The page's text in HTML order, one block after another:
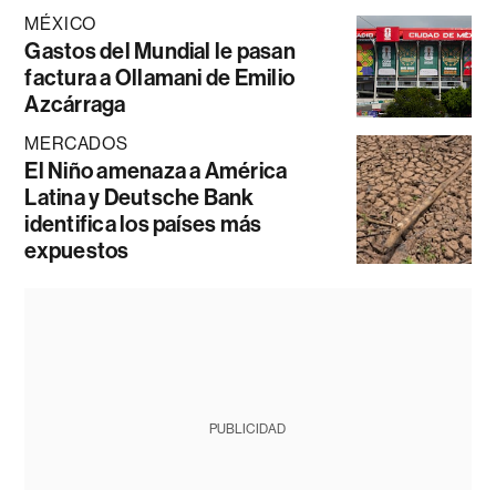
MÉXICO
Gastos del Mundial le pasan
factura a Ollamani de Emilio
Azcárraga
MERCADOS
El Niño amenaza a América
Latina y Deutsche Bank
identifica los países más
expuestos
PUBLICIDAD